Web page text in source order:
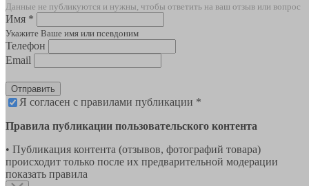
Данные не публикуются и нужны, чтобы ответить на ваш отзыв или вопрос
Имя *
Укажите Ваше имя или псевдоним
Телефон
Email
Отправить
Я согласен с правилами публикации *
Правила публикации пользовательского контента
• Публикация контента (отзывов, фотографий товара)
происходит только после их предварительной модерации
показать правила